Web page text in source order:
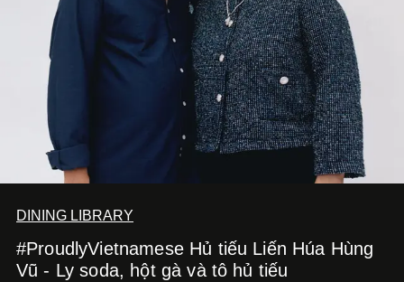
DINING LIBRARY
#ProudlyVietnamese Hủ tiếu Liến Húa Hùng
Vũ - Ly soda, hột gà và tô hủ tiếu